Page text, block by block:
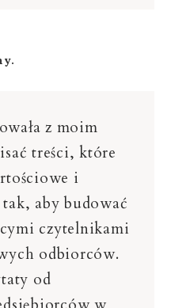
z moim
treści, które
i
aby budować
czytelnikami
odbiorców.
od